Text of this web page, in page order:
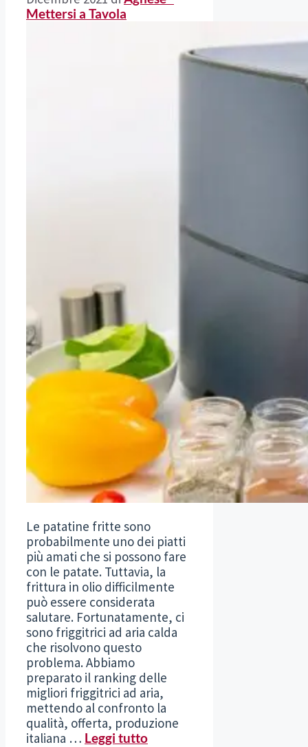
Mettersi a Tavola
Le patatine fritte sono
probabilmente uno dei piatti
più amati che si possono fare
con le patate. Tuttavia, la
frittura in olio difficilmente
può essere considerata
salutare. Fortunatamente, ci
sono friggitrici ad aria calda
che risolvono questo
problema. Abbiamo
preparato il ranking delle
migliori friggitrici ad aria,
mettendo al confronto la
qualità, offerta, produzione
italiana … Leggi tutto